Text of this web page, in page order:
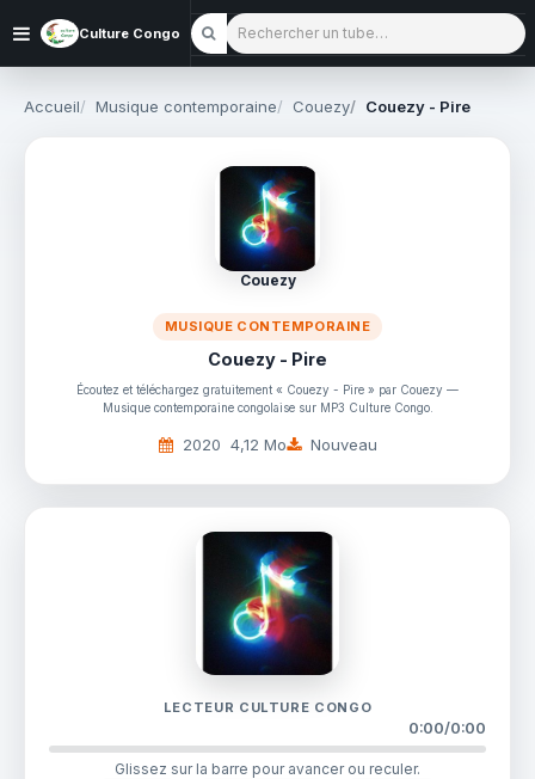
Culture Congo Rechercher un tube
Accueil Musique contemporaine Couezy Couezy - Pire
Couezy
MUSIQUE CONTEMPORAINE
Couezy - Pire
Écoutez et téléchargez gratuitement « Couezy - Pire » par Couezy —
Musique contemporaine congolaise sur MP3 Culture Congo.
2020 4,12 Mo Nouveau
LECTEUR CULTURE CONGO
0:00/0:00
Glissez sur la barre pour avancer ou reculer.